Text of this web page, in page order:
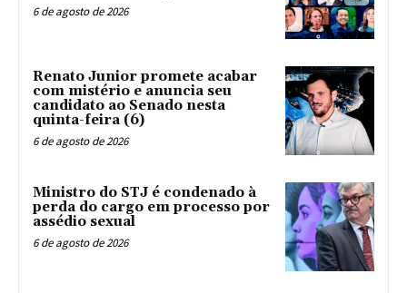
6 de agosto de 2026
Renato Junior promete acabar
com mistério e anuncia seu
candidato ao Senado nesta
quinta-feira (6)
6 de agosto de 2026
Ministro do STJ é condenado à
perda do cargo em processo por
assédio sexual
6 de agosto de 2026